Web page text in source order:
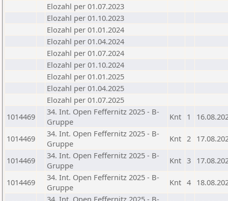
Elozahl per 01.07.2023
Elozahl per 01.10.2023
Elozahl per 01.01.2024
Elozahl per 01.04.2024
Elozahl per 01.07.2024
Elozahl per 01.10.2024
Elozahl per 01.01.2025
Elozahl per 01.04.2025
Elozahl per 01.07.2025
1014469
34. Int. Open Feffernitz 2025 - B-
Gruppe
Knt 1
1014469
34. Int. Open Feffernitz 2025 - B-
Gruppe
Knt 2
1014469
34. Int. Open Feffernitz 2025 - B-
Gruppe
Knt 3
1014469
34. Int. Open Feffernitz 2025 - B-
Gruppe
Knt 4
34. Int. Open Feffernitz 2025 - B-